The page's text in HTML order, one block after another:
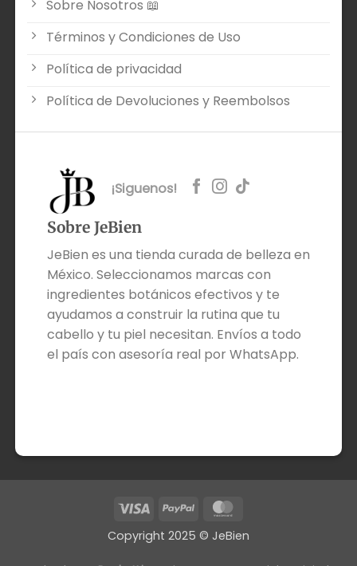
Sobre Nosotros 📖
Términos y Condiciones de Uso
Política de privacidad
Política de Devoluciones y Reembolsos
¡Siguenos!
Sobre JeBien
JeBien es una tienda curada de belleza en
México. Seleccionamos marcas con
ingredientes botánicos efectivos y te
ayudamos a construir la rutina que tu
cabello y tu piel necesitan. Envíos a todo
el país con asesoría real por WhatsApp.
Visa PayPal
Copyright 2025 © JeBien